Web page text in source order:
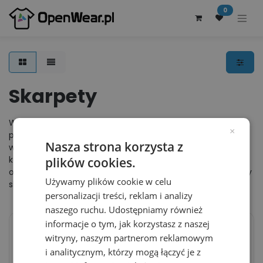
0
Skarpety
W tej kategorii znajduje się wiele rodzajów skarpet znanych
producentów takich jak Wilson czy Regatta. Skarpety
wykonano z wysokiej jakości materiałów, dzięki czemu są
komfortowe w noszeniu. Większość skarpet jest
oddychająca, co jest bardzo ważne dla stopy. Proponujemy
skarpety męskie, damskie oraz dziecięce.
Skarpetki biznesowe
E8100 - Black
Skarpety robocze
RG003 - Black
×
Nasza strona korzysta z
plików cookies.
Używamy plików cookie w celu
personalizacji treści, reklam i analizy
naszego ruchu. Udostępniamy również
informacje o tym, jak korzystasz z naszej
witryny, naszym partnerom reklamowym
i analitycznym, którzy mogą łączyć je z